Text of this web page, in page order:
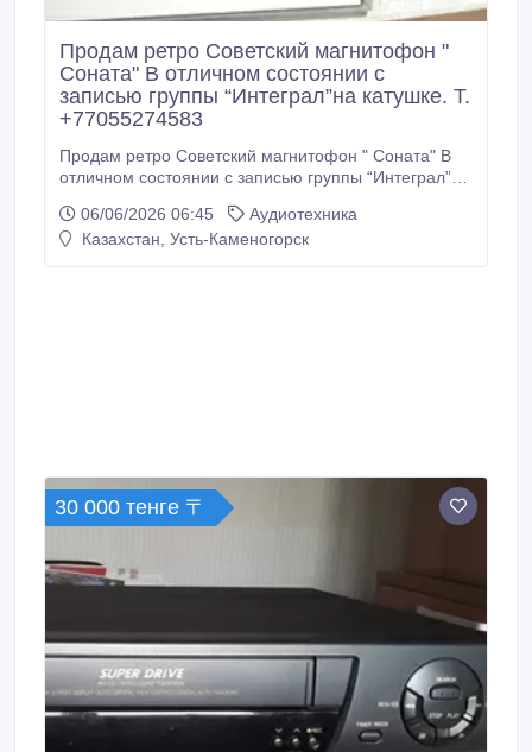
Продам ретро Советский магнитофон "
Соната" В отличном состоянии с
записью группы “Интеграл”на катушке. Т.
+77055274583
Продам ретро Советский магнитофон " Соната" В
отличном состоянии с записью группы “Интеграл”на
06/06/2026 06:45
Аудиотехника
Казахстан, Усть-Каменогорск
30 000 тенге 〒